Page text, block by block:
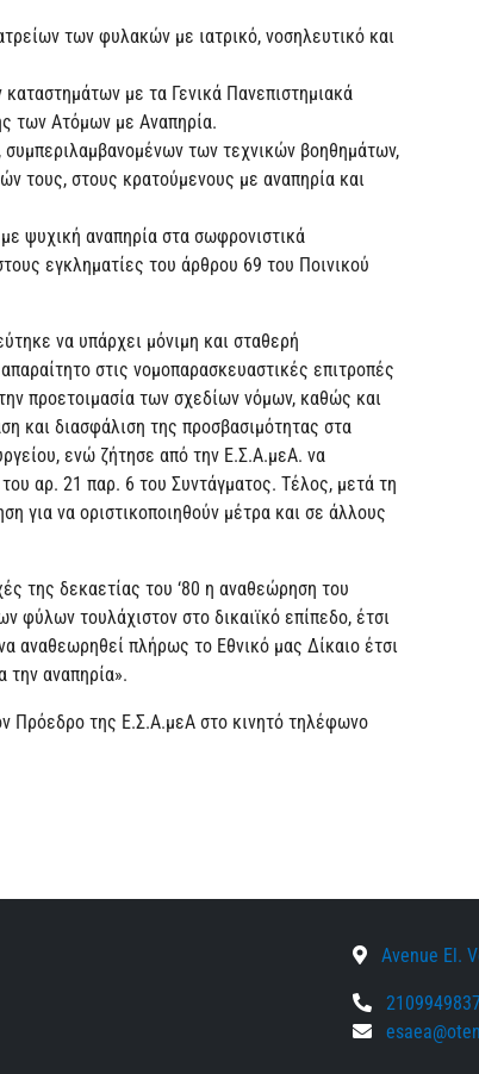
των φυλακών με ιατρικό, νοσηλευτικό και
με τα Γενικά Πανεπιστημιακά
των Ατόμων με Αναπηρία.
των τεχνικών βοηθημάτων,
τους, στους κρατούμενους με αναπηρία και
ψυχική αναπηρία στα σωφρονιστικά
εγκληματίες του άρθρου 69 του Ποινικού
να υπάρχει μόνιμη και σταθερή
στις νομοπαρασκευαστικές επιτροπές
προετοιμασία των σχεδίων νόμων, καθώς και
και διασφάλιση της προσβασιμότητας στα
ενώ ζήτησε από την Ε.Σ.Α.μεΑ. να
αρ. 21 παρ. 6 του Συντάγματος. Τέλος, μετά τη
για να οριστικοποιηθούν μέτρα και σε άλλους
της δεκαετίας του ‘80 η αναθεώρηση του
φύλων τουλάχιστον στο δικαιϊκό επίπεδο, έτσι
αναθεωρηθεί πλήρως το Εθνικό μας Δίκαιο έτσι
την αναπηρία».
Πρόεδρο της Ε.Σ.Α.μεΑ στο κινητό τηλέφωνο
Avenue El.